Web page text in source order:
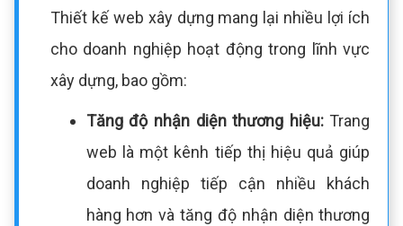
Thiết kế web xây dựng mang lại nhiều lợi ích
cho doanh nghiệp hoạt động trong lĩnh vực
xây dựng, bao gồm:
Tăng độ nhận diện thương hiệu:Trang
web là một kênh tiếp thị hiệu quả giúp
doanh nghiệp tiếp cận nhiều khách
hàng hơn và tăng độ nhận diện thương